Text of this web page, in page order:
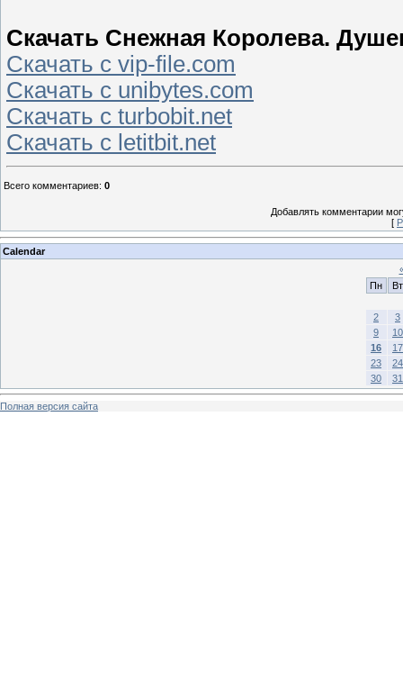
Скачать Снежная Королева.
Скачать с vip-file.com
Скачать с unibytes.com
Скачать с turbobit.net
Скачать с letitbit.net
Всего комментариев: 0
Добавлять комментарии
[
Calendar
Пн
Вт
2
3
9
10
16
17
23
24
30
31
Полная версия сайта